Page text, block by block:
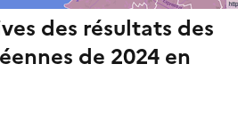
des résultats des
de 2024 en